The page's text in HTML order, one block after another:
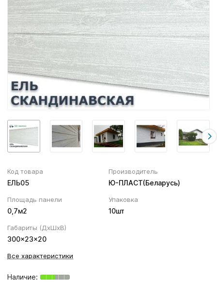
Вентиляционный выход
Колпаки, Проходы, Вент.ленты
Муфта трубы
Соединитель желоба
Трубы водосточные
Угол желоба
ХВОЙНАЯ фанера НЕ ШЛИФОВАННАЯ
Код товара
ЕЛЬ05
Производитель
Ю-ПЛАСТ(Беларусь)
Площадь панели
0,7м2
Упаковка
10шт
Габариты (ДхШхВ)
300×23×20
Все характеристики